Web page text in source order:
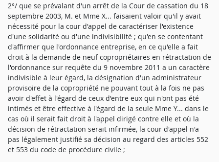
2°/ que se prévalant d'un arrêt de la Cour de cassation du 18
septembre 2003, M. et Mme X... faisaient valoir qu'il y avait
nécessité pour la cour d'appel de caractériser l'existence
d'une solidarité ou d'une indivisibilité ; qu'en se contentant
d'affirmer que l'ordonnance entreprise, en ce qu'elle a fait
droit à la demande de neuf copropriétaires en rétractation de
l'ordonnance sur requête du 9 novembre 2011 a un caractère
indivisible à leur égard, la désignation d'un administrateur
provisoire de la copropriété ne pouvant tout à la fois ne pas
avoir d'effet à l'égard de ceux d'entre eux qui n'ont pas été
intimés et être effective à l'égard de la seule Mme Y... dans le
cas où il serait fait droit à l'appel dirigé contre elle et où la
décision de rétractation serait infirmée, la cour d'appel n'a
pas légalement justifié sa décision au regard des articles 552
et 553 du code de procédure civile ;